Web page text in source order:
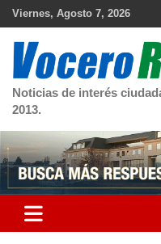
Skip
Viernes, Agosto 7, 2026
Noticias de interés
2013.